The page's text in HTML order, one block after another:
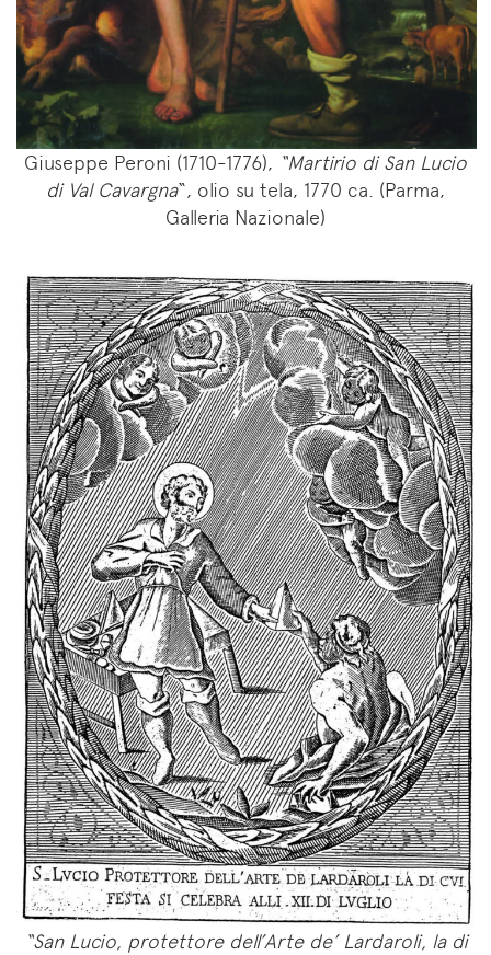
Giuseppe Peroni (1710-1776), “Martirio di San Lucio
di Val Cavargna“, olio su tela, 1770 ca. (Parma,
Galleria Nazionale)
“San Lucio, protettore dell’Arte de’ Lardaroli, la di